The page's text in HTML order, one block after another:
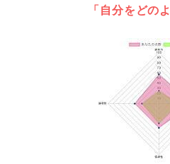
「自分をどの